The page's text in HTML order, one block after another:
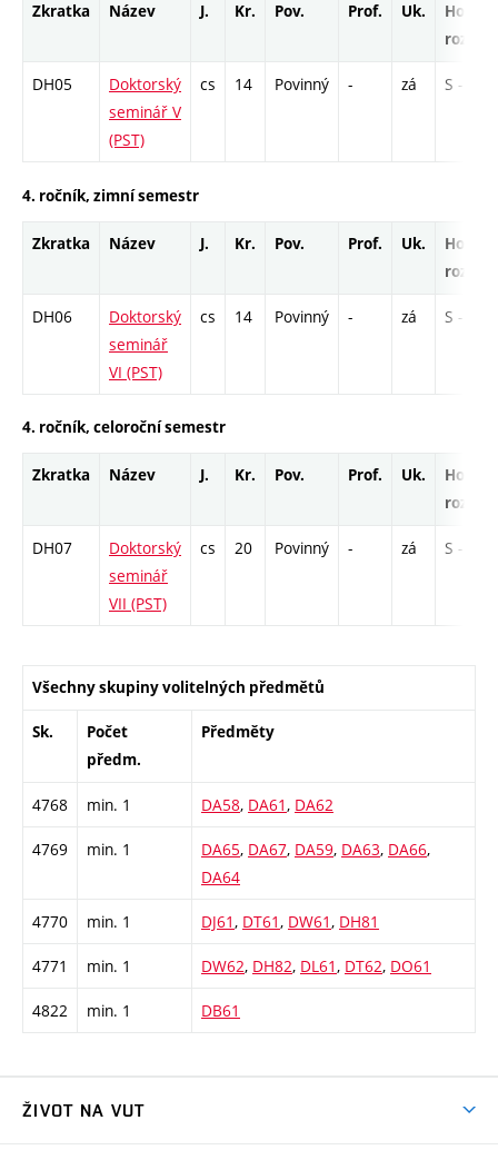
Zkratka Název J. Kr. Pov. Prof. Uk.
Hod.
rozsah
DH05
Doktorský
seminář V
(PST)
cs 14 Povinný - zá S - 78
4. ročník, zimní semestr
Zkratka Název J. Kr. Pov. Prof. Uk.
Hod.
rozsah
DH06
Doktorský
seminář
VI (PST)
cs 14 Povinný - zá S - 78
4. ročník, celoroční semestr
Zkratka Název J. Kr. Pov. Prof. Uk.
Hod.
rozsah
DH07
Doktorský
seminář
VII (PST)
cs 20 Povinný - zá S - 78
Všechny skupiny volitelných předmětů
Sk.
Počet
předm.
Předměty
4768 min. 1 DA58, DA61, DA62
4769 min. 1 DA65, DA67, DA59, DA63, DA66,
DA64
4770 min. 1 DJ61, DT61, DW61, DH81
4771 min. 1 DW62, DH82, DL61, DT62, DO61
4822 min. 1 DB61
ŽIVOT NA VUT